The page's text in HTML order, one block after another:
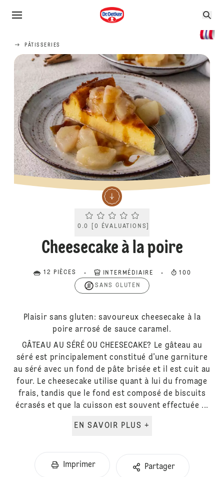
PÂTISSERIES
Current rating 0.0. Click to rate.
0.0 0 ÉVALUATIONS
Cheesecake à la poire
12 PIÈCES INTERMÉDIAIRE 100
SANS GLUTEN
Plaisir sans gluten: savoureux cheesecake à la
poire arrosé de sauce caramel.
GÂTEAU AU SÉRÉ OU CHEESECAKE? Le gâteau au
séré est principalement constitué d’une garniture
au séré avec un fond de pâte brisée et il est cuit au
four. Le cheesecake utilise quant à lui du fromage
frais, tandis que le fond est composé de biscuits
écrasés et que la cuisson est souvent effectuée ...
EN SAVOIR PLUS +
Imprimer Partager